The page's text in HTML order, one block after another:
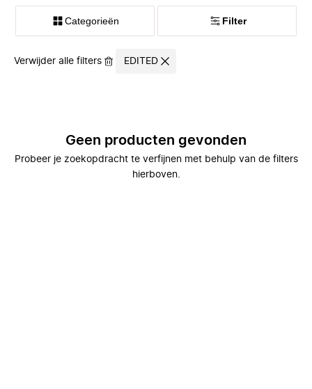
Categorieën Filter
Verwijder alle filters EDITED
Geen producten gevonden
Probeer je zoekopdracht te verfijnen met behulp van de filters
hierboven.